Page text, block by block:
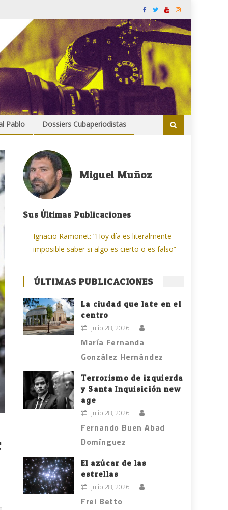
Pablo Dossiers Cubaperiodistas
Miguel Muñoz
Sus Últimas Publicaciones
Ignacio Ramonet: “Hoy día es literalmente
imposible saber si algo es cierto o es falso”
ÚLTIMAS PUBLICACIONES
La ciudad que late en el
centro
julio 28, 2026
María Fernanda
González Hernández
Terrorismo de izquierda
y Santa Inquisición new
age
julio 28, 2026
Fernando Buen Abad
Domínguez
El azúcar de las
estrellas
julio 28, 2026
Frei Betto